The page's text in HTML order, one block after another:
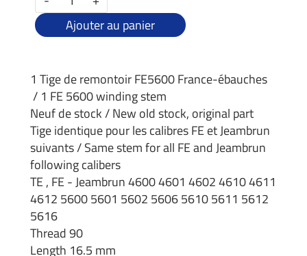
Ajouter au panier
1 Tige de remontoir FE5600 France-ébauches
/ 1 FE 5600 winding stem
Neuf de stock / New old stock, original part
Tige identique pour les calibres FE et Jeambrun
suivants / Same stem for all FE and Jeambrun
following calibers
TE , FE - Jeambrun 4600 4601 4602 4610 4611
4612 5600 5601 5602 5606 5610 5611 5612
5616
Thread 90
Length 16.5 mm